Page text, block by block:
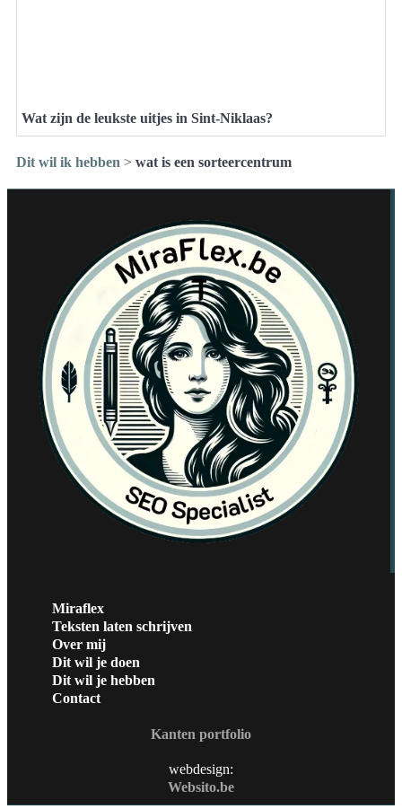
Wat zijn de leukste uitjes in Sint-Niklaas?
Dit wil ik hebben > wat is een sorteercentrum
Miraflex
Teksten laten schrijven
Over mij
Dit wil je doen
Dit wil je hebben
Contact
Kanten portfolio
webdesign:
Websito.be